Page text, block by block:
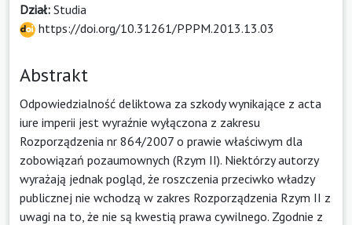
Dział: Studia
https://doi.org/10.31261/PPPM.2013.13.03
Abstrakt
Odpowiedzialność deliktowa za szkody wynikające z acta
iure imperii jest wyraźnie wyłączona z zakresu
Rozporządzenia nr 864/2007 o prawie właściwym dla
zobowiązań pozaumownych (Rzym II). Niektórzy autorzy
wyrażają jednak pogląd, że roszczenia przeciwko władzy
publicznej nie wchodzą w zakres Rozporządzenia Rzym II z
uwagi na to, że nie są kwestią prawa cywilnego. Zgodnie z